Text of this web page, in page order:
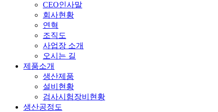
CEO인사말
회사현황
연혁
조직도
사업장 소개
오시는 길
제품소개
생산제품
설비현황
검사시험장비현황
생산공정도